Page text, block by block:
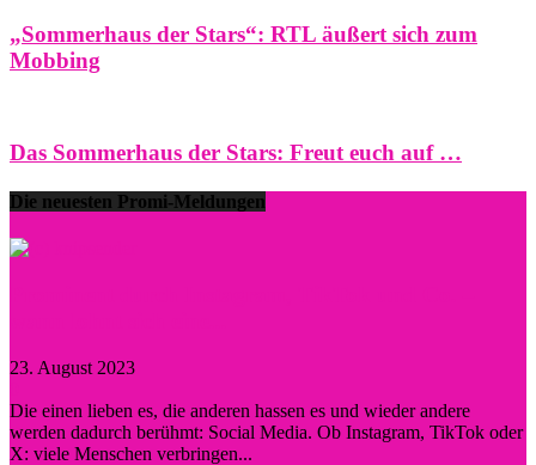
„Sommerhaus der Stars“: RTL äußert sich zum
Mobbing
Das Sommerhaus der Stars: Freut euch auf …
Die neuesten Promi-Meldungen
23. August 2023
Die einen lieben es, die anderen hassen es und wieder andere
werden dadurch berühmt: Social Media. Ob Instagram, TikTok oder
X: viele Menschen verbringen...